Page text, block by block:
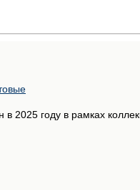
в 2025 году в рамках